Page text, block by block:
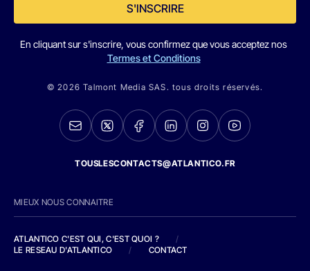
S'INSCRIRE
En cliquant sur s'inscrire, vous confirmez que vous acceptez nos
Termes et Conditions
© 2026 Talmont Media SAS. tous droits réservés.
TOUSLESCONTACTS@ATLANTICO.FR
MIEUX NOUS CONNAITRE
ATLANTICO C'EST QUI, C'EST QUOI ?
/
LE RESEAU D'ATLANTICO
/ CONTACT